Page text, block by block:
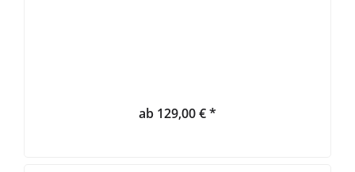
ab 129,00 € *